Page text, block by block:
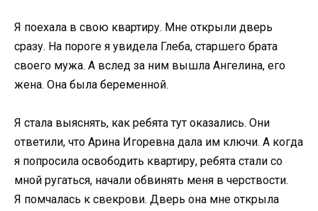
Я поехала в свою квартиру. Мне открыли дверь
сразу. На пороге я увидела Глеба, старшего брата
своего мужа. А вслед за ним вышла Ангелина, его
жена. Она была беременной.
Я стала выяснять, как ребята тут оказались. Они
ответили, что Арина Игоревна дала им ключи. А когда
я попросила освободить квартиру, ребята стали со
мной ругаться, начали обвинять меня в черствости.
Я помчалась к свекрови. Дверь она мне открыла